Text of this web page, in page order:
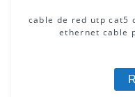
cable de red utp cat5
ethernet cable